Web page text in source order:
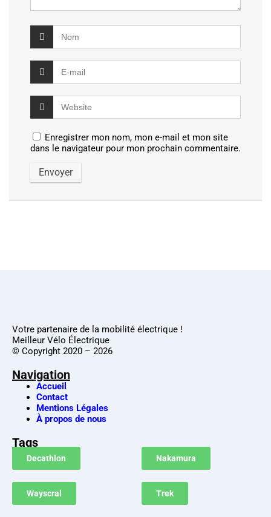
Enregistrer mon nom, mon e-mail et mon site
dans le navigateur pour mon prochain commentaire.
Votre partenaire de la mobilité électrique !
Meilleur Vélo Électrique
© Copyright 2020 – 2026
Navigation
Accueil
Contact
Mentions Légales
À propos de nous
Tags
Decathlon Nakamura
Wayscral Trek